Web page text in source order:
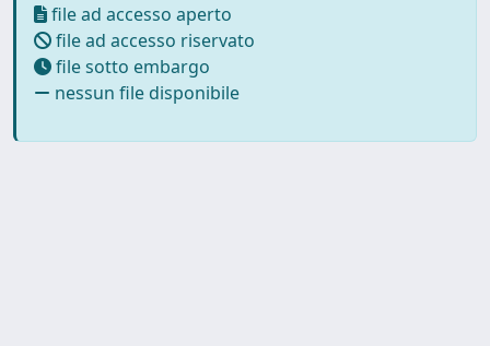
file ad accesso aperto
file ad accesso riservato
file sotto embargo
nessun file disponibile